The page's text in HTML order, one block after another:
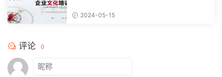
2024-05-15
评论 0